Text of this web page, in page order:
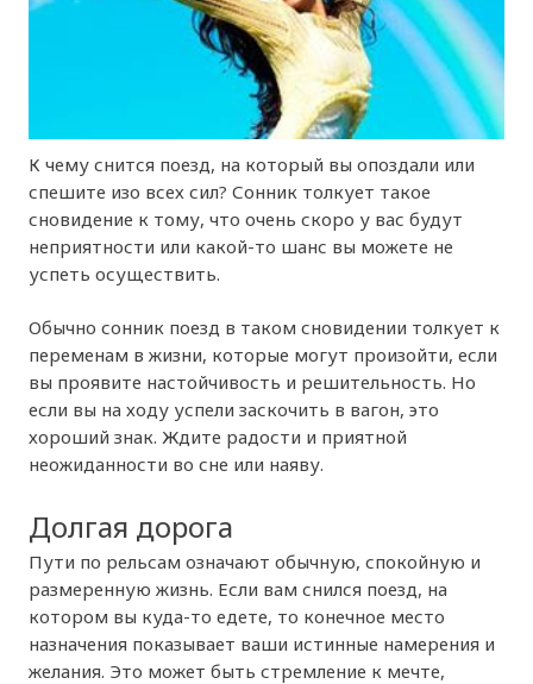
К чему снится поезд, на который вы опоздали или
спешите изо всех сил? Сонник толкует такое
сновидение к тому, что очень скоро у вас будут
неприятности или какой-то шанс вы можете не
успеть осуществить.
Обычно сонник поезд в таком сновидении толкует к
переменам в жизни, которые могут произойти, если
вы проявите настойчивость и решительность. Но
если вы на ходу успели заскочить в вагон, это
хороший знак. Ждите радости и приятной
неожиданности во сне или наяву.
Долгая дорога
Пути по рельсам означают обычную, спокойную и
размеренную жизнь. Если вам снился поезд, на
котором вы куда-то едете, то конечное место
назначения показывает ваши истинные намерения и
желания. Это может быть стремление к мечте,